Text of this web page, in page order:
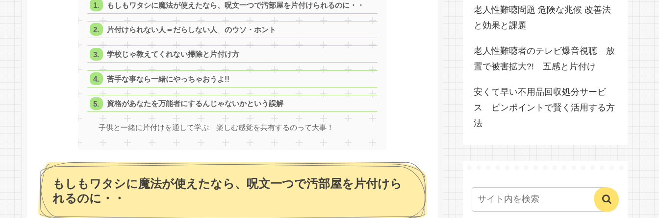
もしもワタシに魔法が使えたなら、呪文一つで汚部屋を片付けられるのに・・
片付けられない人＝だらしない人 のウソ・ホント
学校じゃ教えてくれない掃除と片付け方
苦手な事なら一緒にやっちゃおうよ!!
資格があなたを万能者にするんじゃないかという誤解
子供と一緒に片付けを通して学ぶ 楽しむ感覚を共有するのって大事！
もしもワタシに魔法が使えたなら、呪文一つで汚部屋を片付けら
れるのに・・
老人性難聴問題 危険な兆候 改善法
と効果と課題
老人性難聴者のテレビ爆音視聴 放
置で被害拡大?! 五感と片付け
安くて早い不用品回収処分サービ
ス ピンポイントで賢く活用する方
法